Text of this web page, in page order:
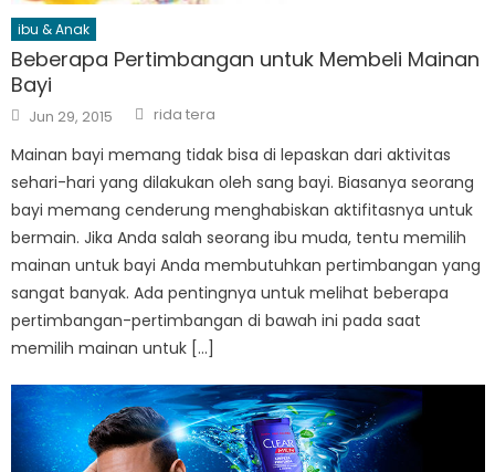
ibu & Anak
Beberapa Pertimbangan untuk Membeli Mainan
Bayi
Posted
on
Jun 29, 2015 Author
rida tera
Mainan bayi memang tidak bisa di lepaskan dari aktivitas
sehari-hari yang dilakukan oleh sang bayi. Biasanya seorang
bayi memang cenderung menghabiskan aktifitasnya untuk
bermain. Jika Anda salah seorang ibu muda, tentu memilih
mainan untuk bayi Anda membutuhkan pertimbangan yang
sangat banyak. Ada pentingnya untuk melihat beberapa
pertimbangan-pertimbangan di bawah ini pada saat
memilih mainan untuk […]